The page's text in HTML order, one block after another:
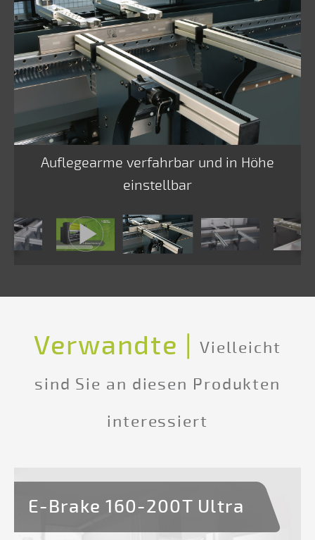
Auflegearme verfahrbar und in Höhe
einstellbar
Verwandte | Vielleicht
sind Sie an diesen Produkten
interessiert
E-Brake 160-200T Ultra